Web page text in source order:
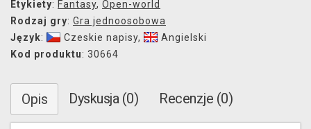
Etykiety: Fantasy, Open-world
Rodzaj gry: Gra jednoosobowa
Język: Czeskie napisy,
Angielski
Kod produktu: 30664
Opis Dyskusja (0) Recenzje (0)